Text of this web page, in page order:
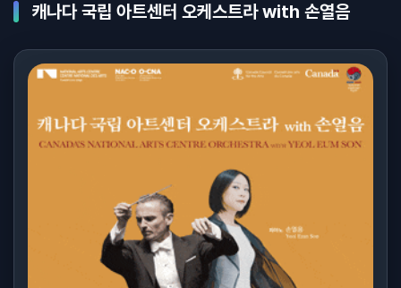
캐나다 국립 아트센터 오케스트라 with 손열음